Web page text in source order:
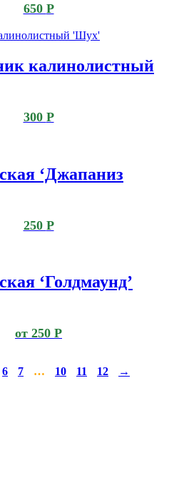
650 Р
калинолистный
300 Р
‘Джапаниз
250 Р
‘Голдмаунд’
от 250 Р
6 7 … 10 11 12 →